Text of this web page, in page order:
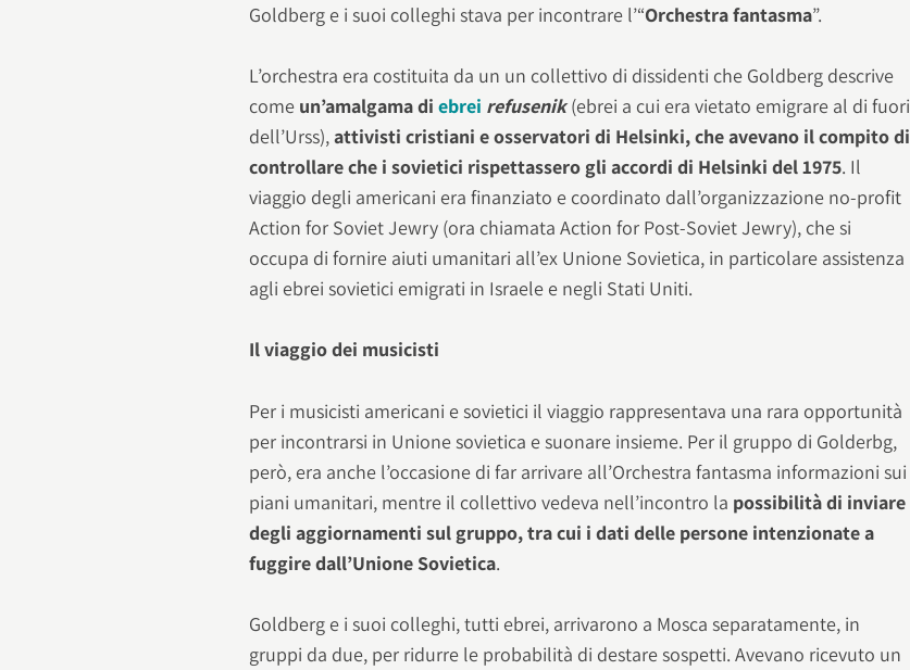
Goldberg e i suoi colleghi stava per incontrare l’“Orchestra fantasma”.
L’orchestra era costituita da un un collettivo di dissidenti che Goldberg descrive
come un’amalgama di ebrei refusenik(ebrei a cui era vietato emigrare al di fuori
dell’Urss),attivisti cristiani e osservatori di Helsinki, che avevano il compito di
controllare che i sovietici rispettassero gli accordi di Helsinki del 1975. Il
viaggio degli americani era finanziato e coordinato dall’organizzazione no-profit
Action for Soviet Jewry (ora chiamata Action for Post-Soviet Jewry), che si
occupa di fornire aiuti umanitari all’ex Unione Sovietica, in particolare assistenza
agli ebrei sovietici emigrati in Israele e negli Stati Uniti.
Il viaggio dei musicisti
Per i musicisti americani e sovietici il viaggio rappresentava una rara opportunità
per incontrarsi in Unione sovietica e suonare insieme. Per il gruppo di Golderbg,
però, era anche l’occasione di far arrivare all’Orchestra fantasma informazioni sui
piani umanitari, mentre il collettivo vedeva nell’incontro la possibilità di inviare
degli aggiornamenti sul gruppo, tra cui i dati delle persone intenzionate a
fuggire dall’Unione Sovietica.
Goldberg e i suoi colleghi, tutti ebrei, arrivarono a Mosca separatamente, in
gruppi da due, per ridurre le probabilità di destare sospetti. Avevano ricevuto un